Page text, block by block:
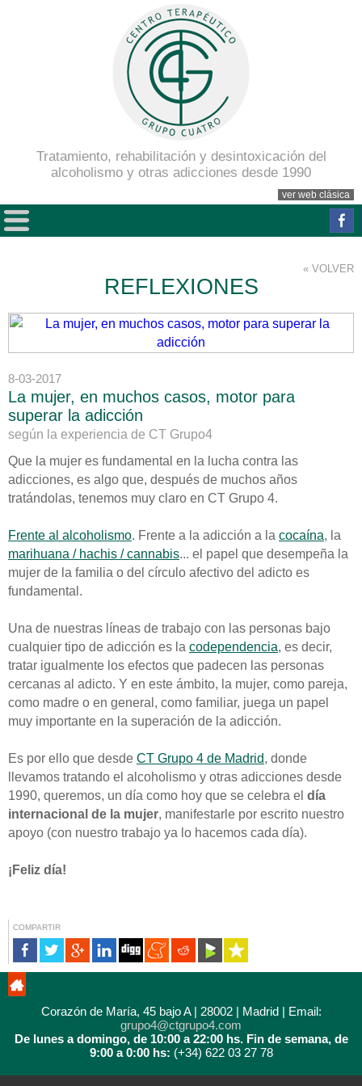
Tratamiento, rehabilitación y desintoxicación del
alcoholismo y otras adicciones desde 1990
ver web clásica
« VOLVER
REFLEXIONES
8-03-2017
La mujer, en muchos casos, motor para
superar la adicción
según la experiencia de CT Grupo4
Que la mujer es fundamental en la lucha contra las
adicciones, es algo que, después de muchos años
tratándolas, tenemos muy claro en CT Grupo 4.
Frente al alcoholismo. Frente a la adicción a la cocaína, la
marihuana / hachis / cannabis... el papel que desempeña la
mujer de la familia o del círculo afectivo del adicto es
fundamental.
Una de nuestras líneas de trabajo con las personas bajo
cualquier tipo de adicción es la codependencia, es decir,
tratar igualmente los efectos que padecen las personas
cercanas al adicto. Y en este ámbito, la mujer, como pareja,
como madre o en general, como familiar, juega un papel
muy importante en la superación de la adicción.
Es por ello que desde CT Grupo 4 de Madrid, donde
llevamos tratando el alcoholismo y otras adicciones desde
1990, queremos, un día como hoy que se celebra el día
internacional de la mujer, manifestarle por escrito nuestro
apoyo (con nuestro trabajo ya lo hacemos cada día).
¡Feliz día!
COMPARTIR
Corazón de María, 45 bajo A | 28002 | Madrid | Email:
grupo4@ctgrupo4.com
De lunes a domingo, de 10:00 a 22:00 hs. Fin de semana, de
9:00 a 0:00 hs: (+34) 622 03 27 78